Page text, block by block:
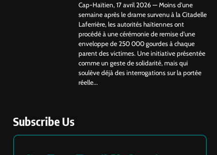
Cap-Haïtien, 17 avril 2026 — Moins d’une
semaine après le drame survenu à la Citadelle
Laferrière, les autorités haïtiennes ont
procédé à une cérémonie de remise d’une
enveloppe de 250 000 gourdes à chaque
parent des victimes. Une initiative présentée
comme un geste de solidarité, mais qui
soulève déjà des interrogations sur la portée
réelle...
Subscribe Us